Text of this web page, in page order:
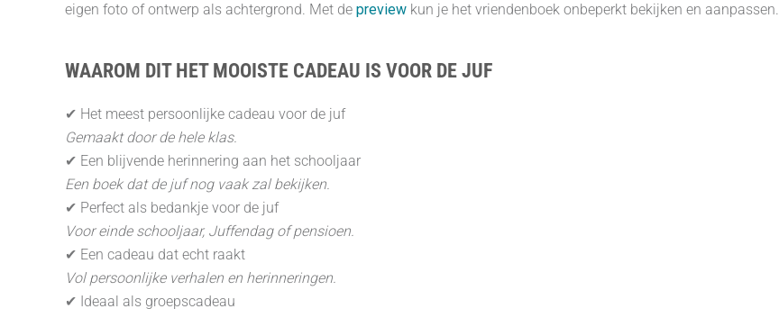
eigen foto of ontwerp als achtergrond. Met de preview kun je het vriendenboek onbeperkt bekijken en aanpassen.
WAAROM DIT HET MOOISTE CADEAU IS VOOR DE JUF
✔ Het meest persoonlijke cadeau voor de juf
Gemaakt door de hele klas.
✔ Een blijvende herinnering aan het schooljaar
Een boek dat de juf nog vaak zal bekijken.
✔ Perfect als bedankje voor de juf
Voor einde schooljaar, Juffendag of pensioen.
✔ Een cadeau dat echt raakt
Vol persoonlijke verhalen en herinneringen.
✔ Ideaal als groepscadeau